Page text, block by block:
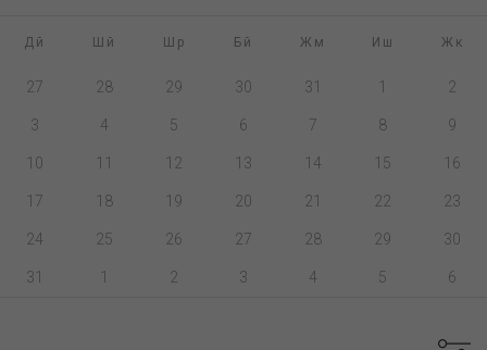
Дй Шй Шр Бй Жм Иш Жк
27 28 29 30 31 1 2
3 4 5 6 7 8 9
10 11 12 13 14 15 16
17 18 19 20 21 22 23
24 25 26 27 28 29 30
31 1 2 3 4 5 6